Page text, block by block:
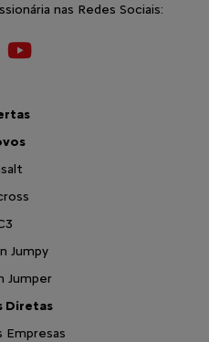
nas Redes Sociais:
Jumpy
Jumper
Diretas
Empresas